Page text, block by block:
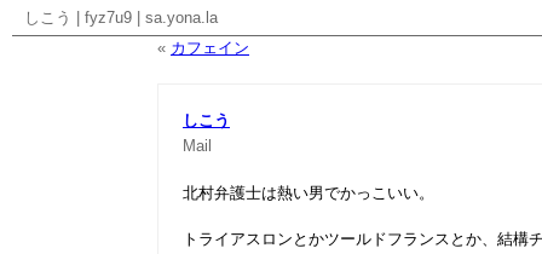
しこう fyz7u9
sa.yona.la
« カフェイン
しこう
Mail
北村弁護士は熱い男でかっこいい。
トライアスロンとかツールドフランスとか、結構